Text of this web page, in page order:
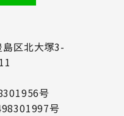
区北大塚3-
号
号